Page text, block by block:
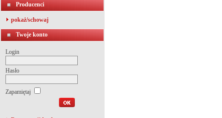
Producenci
pokaż/schowaj
Twoje konto
Login
Hasło
Zapamiętaj